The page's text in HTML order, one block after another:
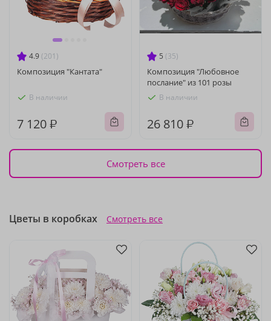
4.9 (201)
Композиция "Кантата"
В наличии
7 120 ₽
5 (35)
Композиция "Любовное
послание" из 101 розы
В наличии
26 810 ₽
Смотреть все
Цветы в коробках Смотреть все